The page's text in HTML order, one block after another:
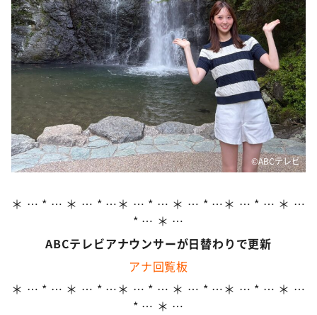
ＬＩＦＥ～夢のカタチ～
新婚さんいらっしゃい！
ポツンと一軒家
ザキ山小屋本館
ぺこぱのまるスポ
アナ回覧板
©ABCテレビ
＊ … * … ＊ … * …＊ … * … ＊ … * …＊ … * … ＊ …
* … ＊ …
ABCテレビアナウンサーが日替わりで更新
アナ回覧板
＊ … * … ＊ … * …＊ … * … ＊ … * …＊ … * … ＊ …
* … ＊ …